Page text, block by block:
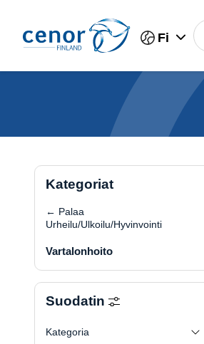
Fi
Kategoriat
← Palaa
Urheilu/Ulkoilu/Hyvinvointi
Vartalonhoito
Suodatin
Kategoria